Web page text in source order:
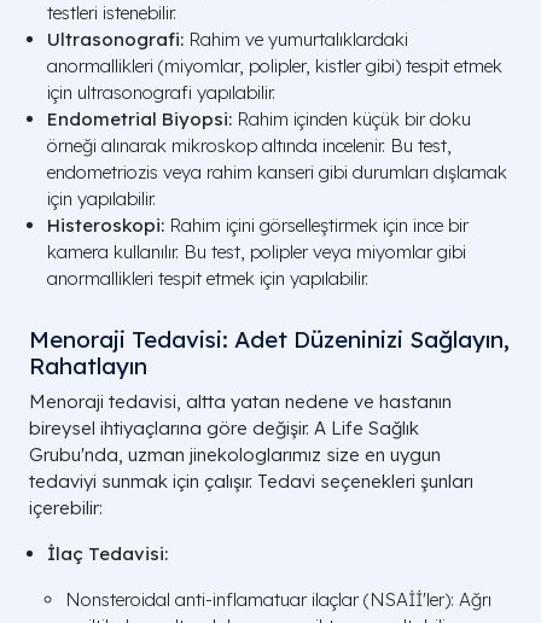
testleri istenebilir.
Ultrasonografi: Rahim ve yumurtalıklardaki
anormallikleri (miyomlar, polipler, kistler gibi) tespit etmek
için ultrasonografi yapılabilir.
Endometrial Biyopsi: Rahim içinden küçük bir doku
örneği alınarak mikroskop altında incelenir. Bu test,
endometriozis veya rahim kanseri gibi durumları dışlamak
için yapılabilir.
Histeroskopi: Rahim içini görselleştirmek için ince bir
kamera kullanılır. Bu test, polipler veya miyomlar gibi
anormallikleri tespit etmek için yapılabilir.
Menoraji Tedavisi: Adet Düzeninizi Sağlayın,
Rahatlayın
Menoraji tedavisi, altta yatan nedene ve hastanın
bireysel ihtiyaçlarına göre değişir. A Life Sağlık
Grubu'nda, uzman jinekologlarımız size en uygun
tedaviyi sunmak için çalışır. Tedavi seçenekleri şunları
içerebilir:
İlaç Tedavisi:
Nonsteroidal anti-inflamatuar ilaçlar (NSAİİ'ler): Ağrı